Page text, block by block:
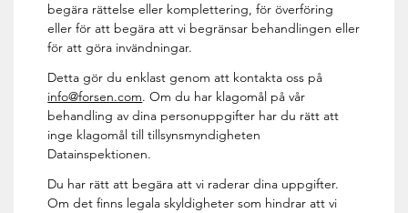
begära rättelse eller komplettering, för överföring
eller för att begära att vi begränsar behandlingen eller
för att göra invändningar.
Detta gör du enklast genom att kontakta oss på
info@forsen.com. Om du har klagomål på vår
behandling av dina personuppgifter har du rätt att
inge klagomål till tillsynsmyndigheten
Datainspektionen.
Du har rätt att begära att vi raderar dina uppgifter.
Om det finns legala skyldigheter som hindrar att vi